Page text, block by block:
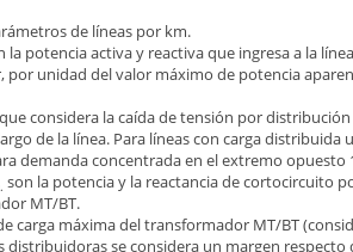
de líneas por km.
la potencia activa y reactiva que ingresa a la
por unidad del valor máximo de potencia
considera la caída de tensión por
de la línea. Para líneas con carga distribuida
demanda concentrada en el extremo opuesto
son la potencia y la reactancia de cortocircuito
MT/BT.
carga máxima del transformador MT/BT
distribuidoras se considera un margen respecto